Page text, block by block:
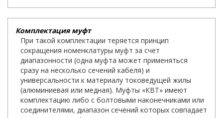
Комплектация муфт
При такой комплектации теряется принцип
сокращения номенклатуры муфт за счет
диапазонности (одна муфта может применяться
сразу на несколько сечений кабеля) и
универсальности к материалу токоведущей жилы
(алюминиевая или медная). Муфты «КВТ» имеют
комплектацию либо с болтовыми наконечниками или
соединителями, диапазон сечений которых совпадает